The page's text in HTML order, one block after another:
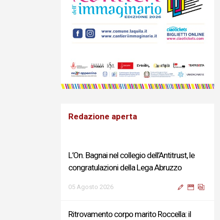
Redazione aperta
L’On. Bagnai nel collegio dell’Antitrust, le
congratulazioni della Lega Abruzzo
05 Agosto 2026
Ritrovamento corpo marito Roccella: il